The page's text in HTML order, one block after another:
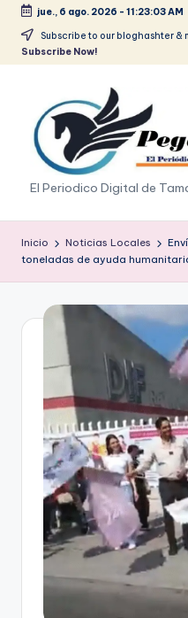
Saltar
jue., 6 ago. 2026 - 11:23:04 AM
Subscribe to our bloghashter &
Subscribe Now!
p
e
g
a
p
El Periodico Digital de
Inicio Noticias Locales
toneladas de ayuda